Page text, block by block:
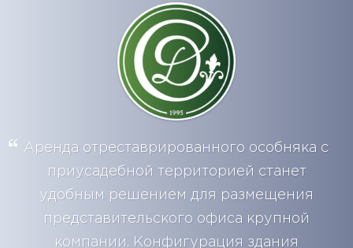
Аренда отреставрированного особняка с
приусадебной территорией станет
удобным решением для размещения
представительского офиса крупной
компании. Конфигурация здания